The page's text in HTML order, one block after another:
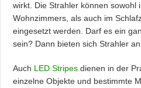
wirkt. Die Strahler können sowohl
Wohnzimmers, als auch im
eingesetzt werden. Darf es ein
sein? Dann bieten sich Strahler
Auch LED Stripes dienen in der
einzelne Objekte und bestimmte